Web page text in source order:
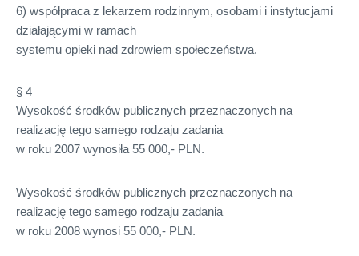
6) współpraca z lekarzem rodzinnym, osobami i instytucjami
działającymi w ramach
systemu opieki nad zdrowiem społeczeństwa.
§ 4
Wysokość środków publicznych przeznaczonych na
realizację tego samego rodzaju zadania
w roku 2007 wynosiła 55 000,- PLN.
Wysokość środków publicznych przeznaczonych na
realizację tego samego rodzaju zadania
w roku 2008 wynosi 55 000,- PLN.